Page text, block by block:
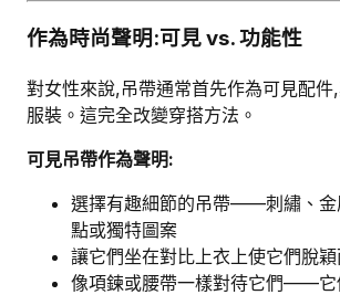
作為時尚聲明:可見 vs. 功能性
對女性來說,吊帶通常首先作為可見配件
服裝。這完全改變穿搭方法。
可見吊帶作為聲明:
選擇有趣細節的吊帶——刺繡、金
點或獨特圖案
讓它們坐在對比上衣上使它們脫穎
像項鍊或腰帶一樣對待它們——它